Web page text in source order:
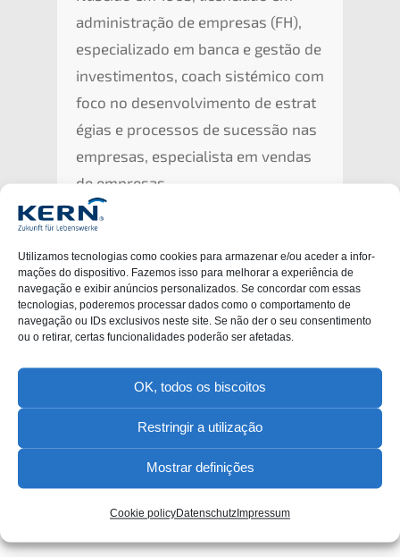
Utiliz­a­mos tecno­lo­gi­as como cookies para armaze­nar e/ou aceder a infor­
ma­ções do dispo­si­tivo. Fazemos isso para melhorar a experiên­cia de
navega­ção e exibir anúnci­os perso­na­liz­ados. Se concordar com essas
tecno­lo­gi­as, podere­mos proces­sar dados como o compor­ta­men­to de
navega­ção ou IDs exclu­si­v­os neste site. Se não der o seu consen­ti­men­to
ou o retirar, certas funcio­nal­ida­des poderão ser afetadas.
OK, todos os biscoitos
Restringir a utilização
Mostrar definições
Cookie policyDatenschutz Impressum
adminis­tra­ção de empre­sas (FH),
especia­liz­ado em banca e gestão de
inves­ti­ment­os, coach sisté­mi­co com
foco no desen­vol­vi­men­to de estra­t
é­gi­as e proces­sos de suces­são nas
empre­sas, especia­lis­ta em vendas
de empresas.
Saiba mais